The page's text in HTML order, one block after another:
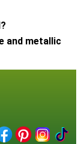
and metallic